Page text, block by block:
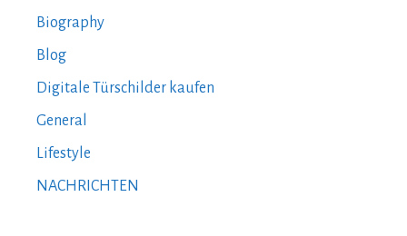
Biography
Blog
Digitale Türschilder kaufen
General
Lifestyle
NACHRICHTEN